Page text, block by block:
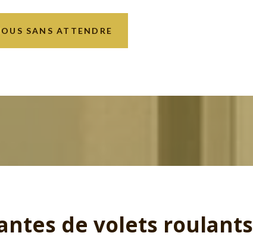
SANS ATTENDRE
de volets roulants